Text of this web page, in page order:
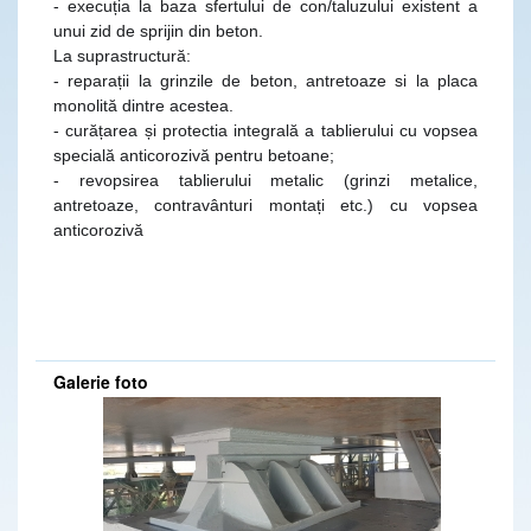
DRDP Constanta - Secția de Producție continuă lucrările de completare și aducere la cotă acostament pe drumul național DN 2C, km 64+000 - km 64+750, partea dreaptă, loc.Grivița (IL) - 02.06.2020
DRDP Constanta - Secția Producție așterne mixtură caldă pe drumul național DN 2C, la km 68-69, partea dreaptă loc. Amara (IL) - 30.03.2020
DRDP Constanta - Montare/înlocuire indicatoare rutiere pe Autostrada A2, km 206 (spațiu de servicii), sensul Constanța - București - lucrări executate de către Secția Autostrăzi - 18.02.2020
DRDP Constanta - Revizie panouri parazăpezi efectuată pe drumul național DN 22A, km 3+300, dreapta, de către S.D.N. Tulcea - 18.02.2020
DRDP Constanta - Amenajare sens giratoriu pe drumul național DN 39, km 30+099, loc. 23 August - S.D.N. Constanța - 10.12.2019
DRDP Constanta - Lucrări executate de terți (S.C. Oyl Company Holding AG S.R.L.), pe raza de administrare a S.D.N. Slobozia - 10.12.2019
DRDP Constanta - Lucrări de înlocuire parapet metalic deteriorat pe Autostrada A4, km 2+700, sensul Ovidiu - Agigea, executate de Secția Autostrăzi - 06.12.2019
DRDP Constanta - Montaj indicatoare rutiere în Nodul Rutier A4 - DN 2A (Ovidiu) - lucrări executate de către Secția Autostrăzi - 02.12.2019
DRDP Constanta - Curățare rigolă mediană pe Autostrada A4, km 10+500 - lucrări executate de Secția Autostrăzi - 25.11.2019
- execuția la baza sfertului de con/taluzului existent a
unui zid de sprijin din beton.
La suprastructură:
- reparații la grinzile de beton, antretoaze si la placa
monolită dintre acestea.
- curățarea și protectia integrală a tablierului cu vopsea
specială anticorozivă pentru betoane;
- revopsirea tablierului metalic (grinzi metalice,
antretoaze, contravânturi montați etc.) cu vopsea
anticorozivă
Galerie foto